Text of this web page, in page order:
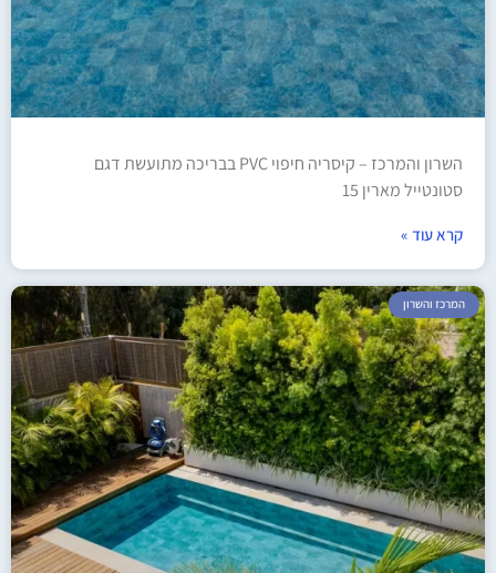
השרון והמרכז – קיסריה חיפוי PVC בבריכה מתועשת דגם
סטונטייל מארין 15
קרא עוד »
המרכז והשרון